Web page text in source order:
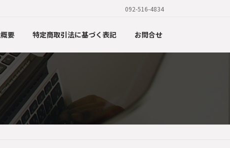
092-516-4834
要 特定商取引法に基づく表記 お問合せ